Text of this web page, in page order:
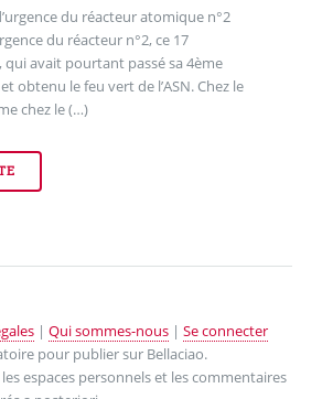
du réacteur atomique n°2
du réacteur n°2, ce 17
qui avait pourtant passé sa 4ème
obtenu le feu vert de l’ASN. Chez le
chez le (…)
| Qui sommes-nous| Se connecter
pour publier sur Bellaciao.
espaces personnels et les commentaires